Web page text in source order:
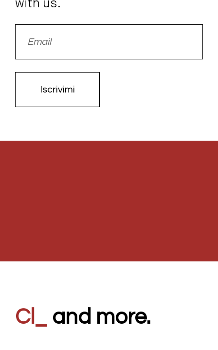
with us.
Iscrivimi
80' _and more.